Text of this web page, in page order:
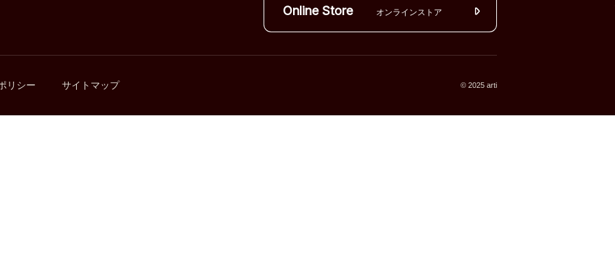
Online Store オンラインストア
リシー サイトマップ © 2025 arti